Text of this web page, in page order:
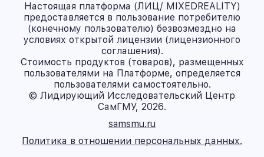
Настоящая платформа (ЛИЦ/ MIXEDREALITY)
предоставляется в пользование потребителю
(конечному пользователю) безвозмездно на
условиях открытой лицензии (лицензионного
соглашения).
Стоимость продуктов (товаров), размещенных
пользователями на Платформе, определяется
пользователями самостоятельно.
© Лидирующий Исследовательский Центр
СамГМУ, 2026.
samsmu.ru
Политика в отношении персональных данных.